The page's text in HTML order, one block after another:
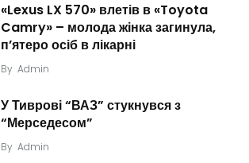
«Lexus LX 570» влетів в «Toyota
Camry» – молода жінка загинула,
п’ятеро осіб в лікарні
By Admin
У Тиврові “ВАЗ” стукнувся з
“Мерседесом”
By Admin